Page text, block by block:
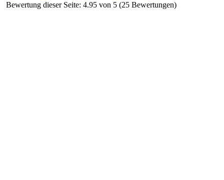
Bewertung dieser Seite: 4.95 von 5 (25 Bewertungen)